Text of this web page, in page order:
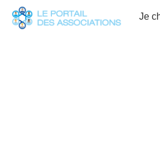
Je
Panneau de gestion des cookies